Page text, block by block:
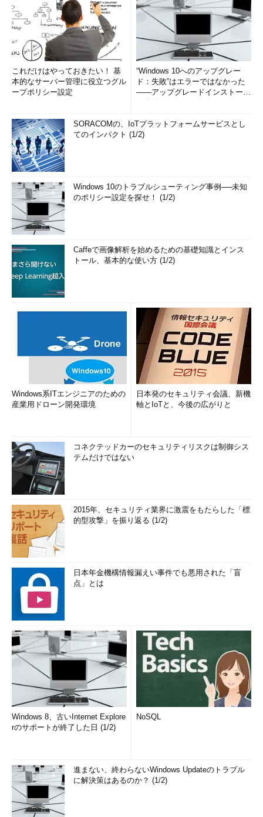
これだけはやっておきたい！ 基
本的なサーバー管理に役立つグル
ープポリシー設定
“Windows 10へのアップグレー
ド：失敗”はエラーではなかった
――アップグレードインストール
SORACOMの、IoTプラットフォームサービスとし
てのインパクト (1/2)
Windows 10のトラブルシューティング事例──未知
のポリシー設定を探せ！ (1/2)
Caffeで画像解析を始めるための基礎知識とインス
トール、基本的な使い方 (1/2)
Windows系ITエンジニアのための
産業用ドローン開発環境
日本発のセキュリティ会議、新機
軸とIoTと、今後の広がりと
コネクテッドカーのセキュリティリスクは制御シス
テムだけではない
2015年、セキュリティ業界に激震をもたらした「標
的型攻撃」を振り返る (1/2)
日本年金機構情報漏えい事件でも悪用された「盲
点」とは
Windows 8、古いInternet Explore
rのサポートが終了した日 (1/2)
NoSQL
進まない、終わらないWindows Updateのトラブル
に解決策はあるのか？ (1/2)